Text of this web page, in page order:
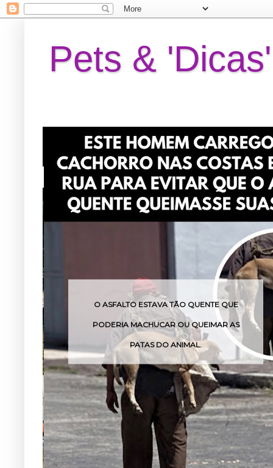
Pets & 'Dicas'
QUENTE QUE
QUEIMAR AS
O VENENO DESSA COBRA
POUCAS HORAS